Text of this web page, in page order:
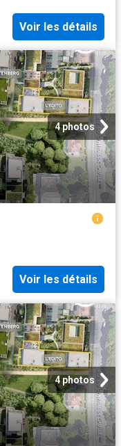
Voir les détails
4 photos
Voir les détails
4 photos